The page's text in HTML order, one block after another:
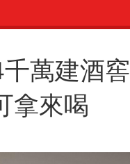
萬建酒窖
拿來喝